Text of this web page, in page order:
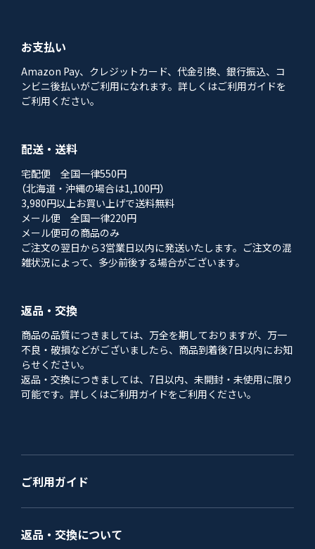
お支払い
Amazon Pay、クレジットカード、代金引換、銀行振込、コ
ンビニ後払いがご利用になれます。詳しくはご利用ガイドを
ご利用ください。
配送・送料
宅配便 全国一律550円
（北海道・沖縄の場合は1,100円）
3,980円以上お買い上げで送料無料
メール便 全国一律220円
メール便可の商品のみ
ご注文の翌日から3営業日以内に発送いたします。ご注文の混
雑状況によって、多少前後する場合がございます。
返品・交換
商品の品質につきましては、万全を期しておりますが、万一
不良・破損などがございましたら、商品到着後7日以内にお知
らせください。
返品・交換につきましては、7日以内、未開封・未使用に限り
可能です。詳しくはご利用ガイドをご利用ください。
ご利用ガイド
返品・交換について